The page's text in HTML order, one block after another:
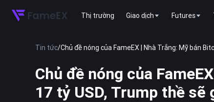
Thị trường Giao dịch Futures
Tin tức/Chủ đề nóng của FameEX | Nhà Trắng: Mỹ bán
Chủ đề nóng của
17 tỷ USD, Trump thề